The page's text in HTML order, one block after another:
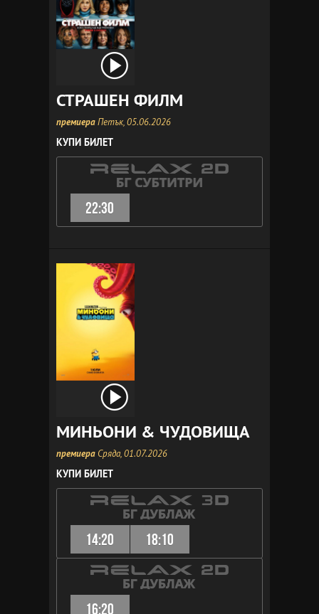
СТРАШЕН ФИЛМ
премиераПетък, 05.06.2026
КУПИ БИЛЕТ
22:30
МИНЬОНИ & ЧУДОВИЩА
премиера Сряда, 01.07.2026
КУПИ БИЛЕТ
14:20 18:10
16:20